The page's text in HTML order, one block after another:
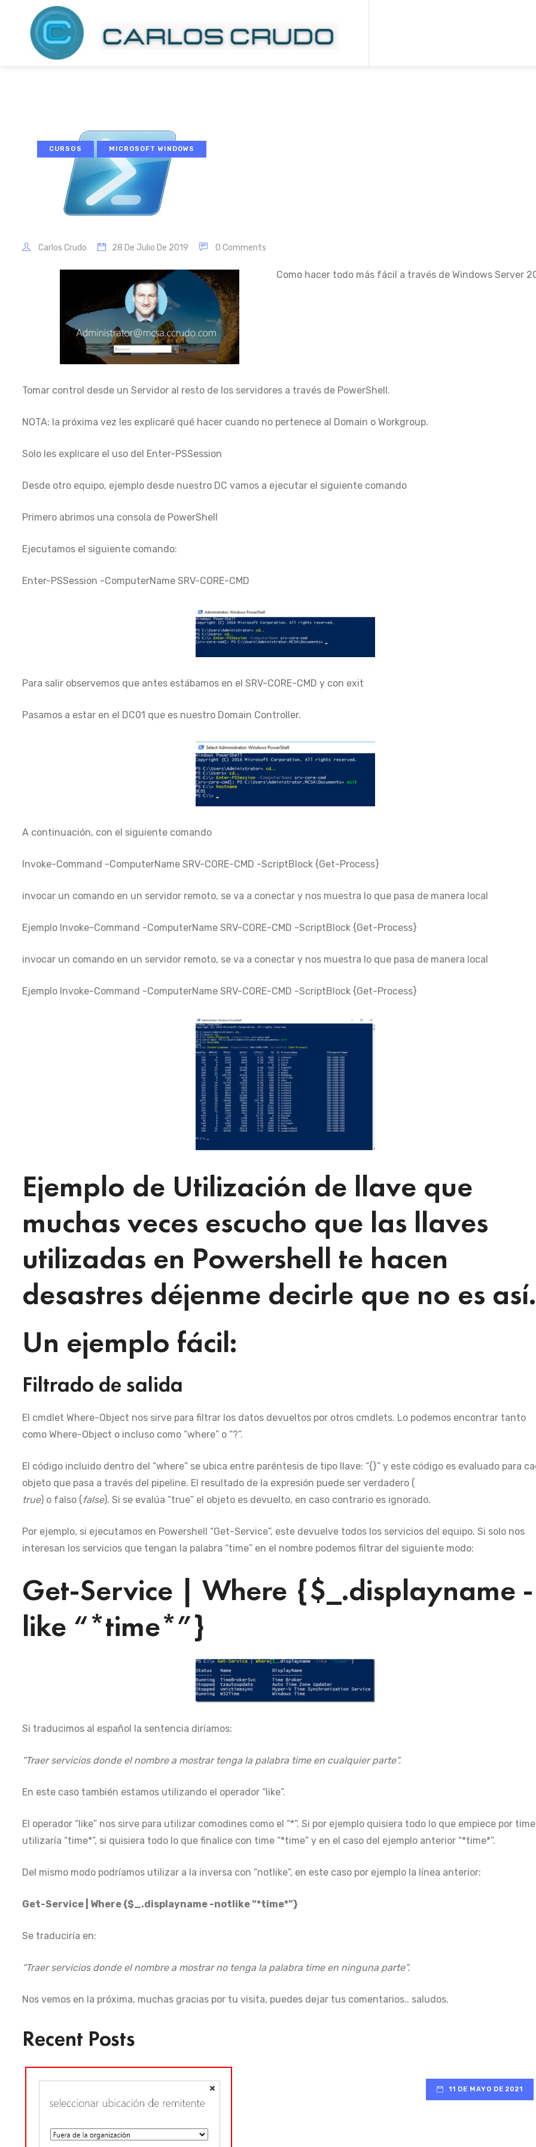
CURSOS MICROSOFT WINDOWS
Carlos Crudo 28 De Julio De 2019 0 Comments
Como hacer todo más fácil a través de Windows Server
Tomar control desde un Servidor al resto de los servidores a través de PowerShell.
NOTA: la próxima vez les explicaré qué hacer cuando no pertenece al Domain o Workgroup.
Solo les explicare el uso del Enter-PSSession
Desde otro equipo, ejemplo desde nuestro DC vamos a ejecutar el siguiente comando
Primero abrimos una consola de PowerShell
Ejecutamos el siguiente comando:
Enter-PSSession -ComputerName SRV-CORE-CMD
Para salir observemos que antes estábamos en el SRV-CORE-CMD y con exit
Pasamos a estar en el DC01 que es nuestro Domain Controller.
A continuación, con el siguiente comando
Invoke-Command -ComputerName SRV-CORE-CMD -ScriptBlock {Get-Process}
invocar un comando en un servidor remoto, se va a conectar y nos muestra lo que pasa de manera local
Ejemplo Invoke-Command -ComputerName SRV-CORE-CMD -ScriptBlock {Get-Process}
invocar un comando en un servidor remoto, se va a conectar y nos muestra lo que pasa de manera local
Ejemplo Invoke-Command -ComputerName SRV-CORE-CMD -ScriptBlock {Get-Process}
Ejemplo de Utilización de llave que
muchas veces escucho que las llaves
utilizadas en Powershell te hacen
desastres déjenme decirle que no es así.
Un ejemplo fácil:
Filtrado de salida
El cmdlet Where-Object nos sirve para filtrar los datos devueltos por otros cmdlets. Lo podemos encontrar tanto
como Where-Object o incluso como “where” o “?”.
El código incluido dentro del “where” se ubica entre paréntesis de tipo llave: “{}” y este código es evaluado para
objeto que pasa a través del pipeline. El resultado de la expresión puede ser verdadero (
true) o falso (false). Si se evalúa “true” el objeto es devuelto, en caso contrario es ignorado.
Por ejemplo, si ejecutamos en Powershell “Get-Service”, este devuelve todos los servicios del equipo. Si solo nos
interesan los servicios que tengan la palabra “time” en el nombre podemos filtrar del siguiente modo:
Get-Service | Where {$_.displayname -
like “*time*”}
Si traducimos al español la sentencia diríamos:
“Traer servicios donde el nombre a mostrar tenga la palabra time en cualquier parte”.
En este caso también estamos utilizando el operador “like”.
El operador “like” nos sirve para utilizar comodines como el “*”. Si por ejemplo quisiera todo lo que empiece por time
utilizaría “time*”, si quisiera todo lo que finalice con time “*time” y en el caso del ejemplo anterior “*time*”.
Del mismo modo podríamos utilizar a la inversa con “notlike”, en este caso por ejemplo la línea anterior:
Get-Service | Where {$_.displayname -notlike “*time*”}
Se traduciría en:
“Traer servicios donde el nombre a mostrar no tenga la palabra time en ninguna parte”.
Nos vemos en la próxima, muchas gracias por tu visita, puedes dejar tus comentarios.. saludos.
Recent Posts
11 DE MAYO DE 2021